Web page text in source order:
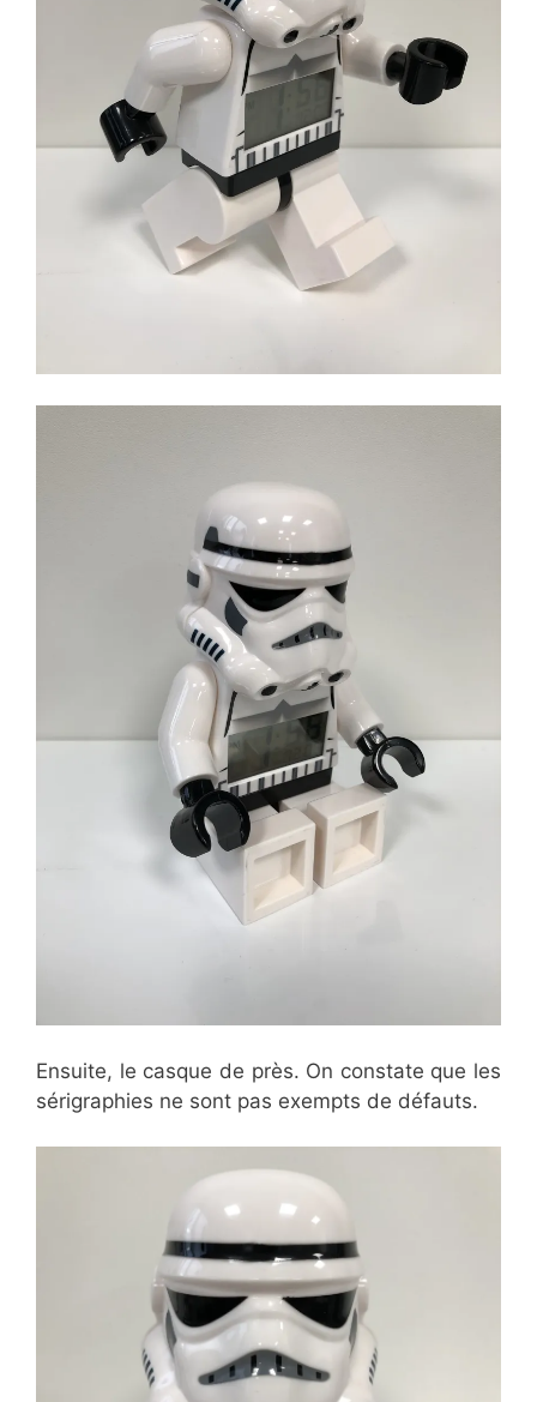
Ensuite, le casque de près. On constate que les
sérigraphies ne sont pas exempts de défauts.